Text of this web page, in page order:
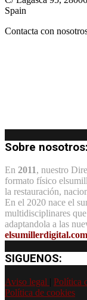
Spain
Contacta con
Sobre nosotros:
En 2011, nuestro
formato físico
la restauración,
En el 2020 nace el
multidisciplinares
adaptandola a las
SIGUENOS:
Aviso legal Política
Política de cookies